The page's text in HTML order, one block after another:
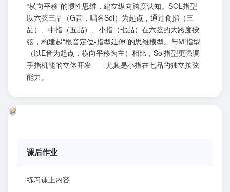
“横向平移”的惯性思维，建立纵向跨度认知。SOL指型
以六弦三品（G音，唱名Sol）为起点，通过食指（三
品）、中指（五品）、小指（七品）在六弦的大跨度按
弦，构建起“根音定位-指型延伸”的思维模型。与Mi指型
（以E音为起点，横向平移为主）相比，Sol指型更强调
手指机能的立体开发——尤其是小指在七品的独立按弦
能力。
课后作业
练习课上内容